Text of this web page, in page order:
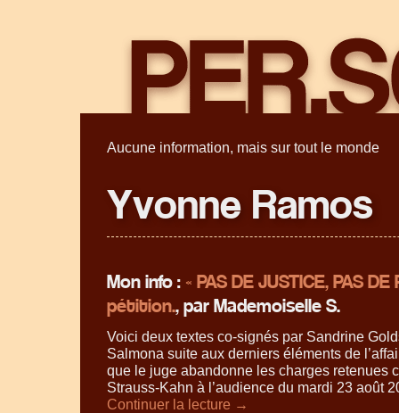
Aucune information, mais sur tout le monde
Yvonne Ramos
Mon info : « PAS DE JUSTICE, PAS DE
pétition., par Mademoiselle S.
Voici deux textes co-signés par Sandrine
Salmona suite aux derniers éléments de
que le juge abandonne les charges retenues
Strauss-Kahn à l’audience du mardi 23 août
Continuer la lecture →